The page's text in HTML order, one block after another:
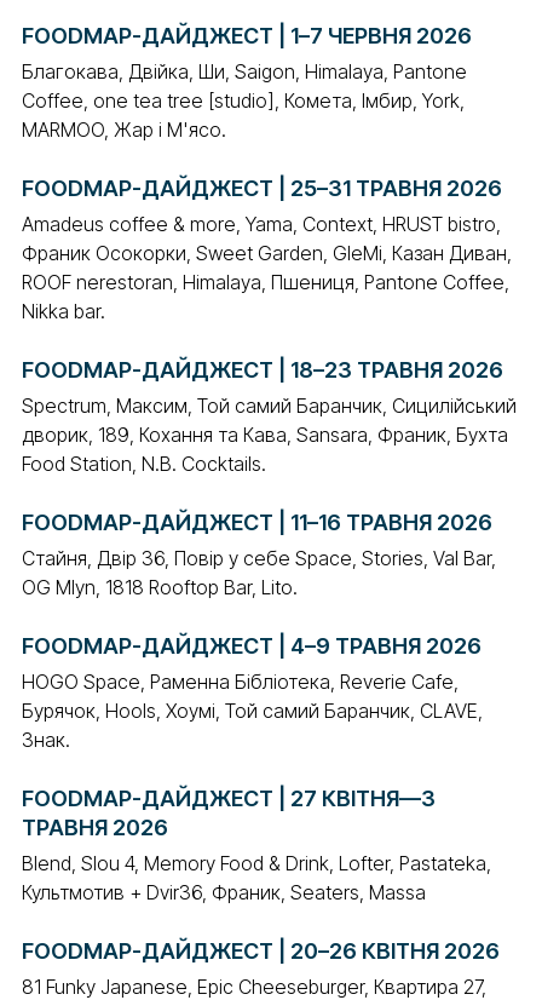
FOODMAP-ДАЙДЖЕСТ | 1–7 ЧЕРВНЯ 2026
Благокава, Двійка, Ши, Saigon, Himalaya, Pantone
Coffee, one tea tree [studio], Комета, Імбир, York,
MARMOO, Жар і М'ясо.
FOODMAP-ДАЙДЖЕСТ | 25–31 ТРАВНЯ 2026
Amadeus coffee & more, Yama, Context, HRUST bistro,
Франик Осокорки, Sweet Garden, GleMi, Казан Диван,
ROOF nerestoran, Himalaya, Пшениця, Pantone Coffee,
Nikka bar.
FOODMAP-ДАЙДЖЕСТ | 18–23 ТРАВНЯ 2026
Spectrum, Максим, Той самий Баранчик, Сицилійський
дворик, 189, Кохання та Кава, Sansara, Франик, Бухта
Food Station, N.B. Cocktails.
FOODMAP-ДАЙДЖЕСТ | 11–16 ТРАВНЯ 2026
Стайня, Двір 36, Повір у себе Space, Stories, Val Bar,
OG Mlyn, 1818 Rooftop Bar, Lito.
FOODMAP-ДАЙДЖЕСТ | 4–9 ТРАВНЯ 2026
HOGO Space, Раменна Бібліотека, Reverie Cafe,
Бурячок, Hools, Хоумі, Той самий Баранчик, CLAVE,
Знак.
FOODMAP-ДАЙДЖЕСТ | 27 КВІТНЯ—3
ТРАВНЯ 2026
Blend, Slou 4, Memory Food & Drink, Lofter, Pastateka,
Культмотив + Dvir36, Франик, Seaters, Massa
FOODMAP-ДАЙДЖЕСТ | 20–26 КВІТНЯ 2026
81 Funky Japanese, Epic Cheeseburger, Квартира 27,